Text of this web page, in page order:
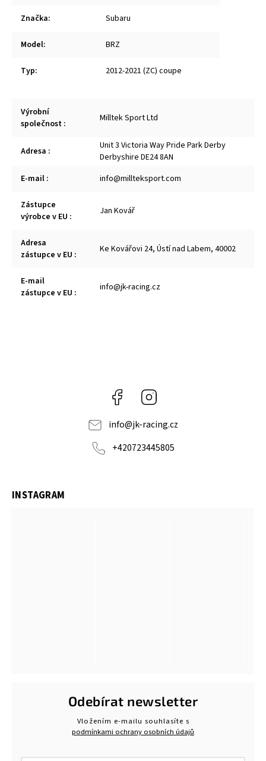
Značka: Subaru
Model: BRZ
Typ: 2012-2021 (ZC) coupe
Výrobní
společnost : Milltek Sport Ltd
Adresa :
Unit 3 Victoria Way Pride Park Derby
Derbyshire DE24 8AN
E-mail : info@millteksport.com
Zástupce
výrobce v EU : Jan Kovář
Adresa
zástupce v EU : Ke Kovářovi 24, Ústí nad Labem, 40002
E-mail
zástupce v EU : info@jk-racing.cz
Facebook
info@jk-racing.cz
+420723445805
INSTAGRAM
Odebírat newsletter
Vložením e-mailu souhlasíte s
podmínkami ochrany osobních údajů